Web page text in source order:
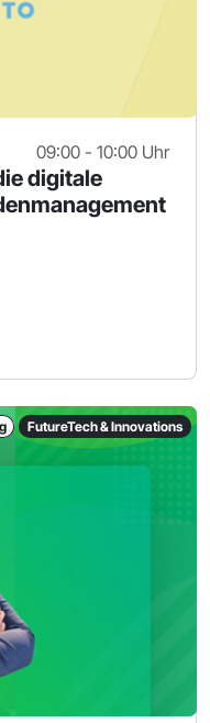
09:00 - 10:00 Uhr
digitale
FutureTech & Innovations